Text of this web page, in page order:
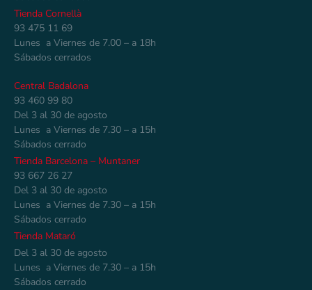
Tienda Cornellà
93 475 11 69
Lunes a Viernes de 7.00 – a 18h
Sábados cerrados
Central Badalona
93 460 99 80
Del 3 al 30 de agosto
Lunes a Viernes de 7.30 – a 15h
Sábados cerrado
Tienda Barcelona – Muntaner
93 667 26 27
Del 3 al 30 de agosto
Lunes a Viernes de 7.30 – a 15h
Sábados cerrado
Tienda Mataró
Del 3 al 30 de agosto
Lunes a Viernes de 7.30 – a 15h
Sábados cerrado